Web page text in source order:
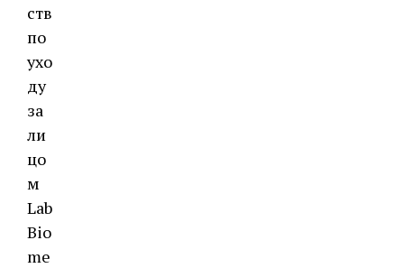
ств
по
ухо
ду
за
ли
цо
м
Lab
Bio
me